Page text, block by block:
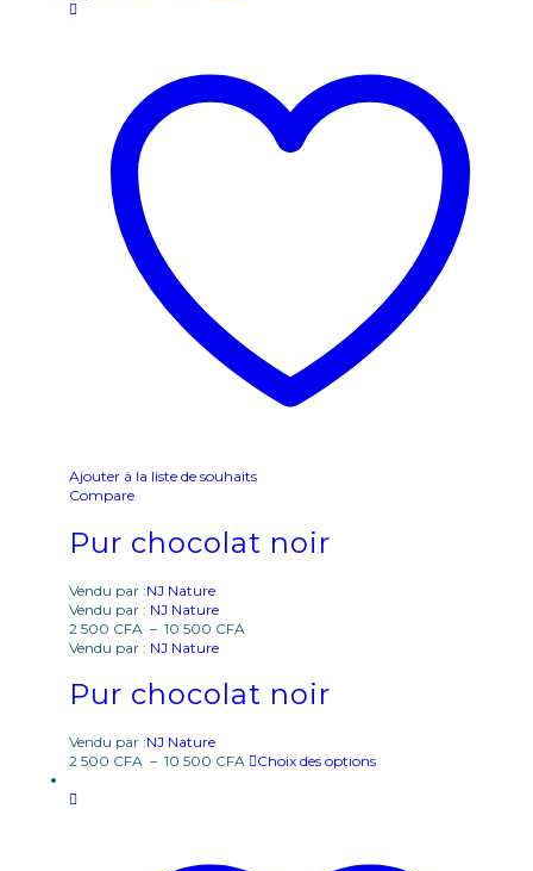
Ajouter à la liste de souhaits
Compare
Pur chocolat noir
Vendu par :NJ Nature
Vendu par : NJ Nature
2 500 CFA – 10 500 CFA
Vendu par : NJ Nature
Pur chocolat noir
Vendu par :NJ Nature
2 500 CFA – 10 500 CFA Choix des options